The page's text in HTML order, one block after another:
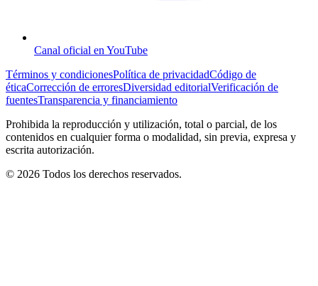
Canal oficial en YouTube
Términos y condicionesPolítica de privacidadCódigo de
éticaCorrección de erroresDiversidad editorialVerificación de
fuentesTransparencia y financiamiento
Prohibida la reproducción y utilización, total o parcial, de los
contenidos en cualquier forma o modalidad, sin previa, expresa y
escrita autorización.
© 2026 Todos los derechos reservados.